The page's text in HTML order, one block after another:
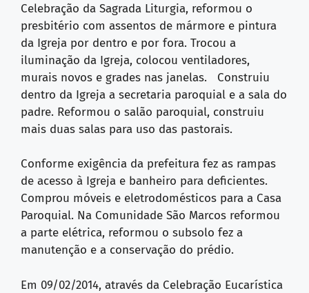
Celebração da Sagrada Liturgia, reformou o
presbitério com assentos de mármore e pintura
da Igreja por dentro e por fora. Trocou a
iluminação da Igreja, colocou ventiladores,
murais novos e grades nas janelas. Construiu
dentro da Igreja a secretaria paroquial e a sala do
padre. Reformou o salão paroquial, construiu
mais duas salas para uso das pastorais.
Conforme exigência da prefeitura fez as rampas
de acesso à Igreja e banheiro para deficientes.
Comprou móveis e eletrodomésticos para a Casa
Paroquial. Na Comunidade São Marcos reformou
a parte elétrica, reformou o subsolo fez a
manutenção e a conservação do prédio.
Em 09/02/2014, através da Celebração Eucarística